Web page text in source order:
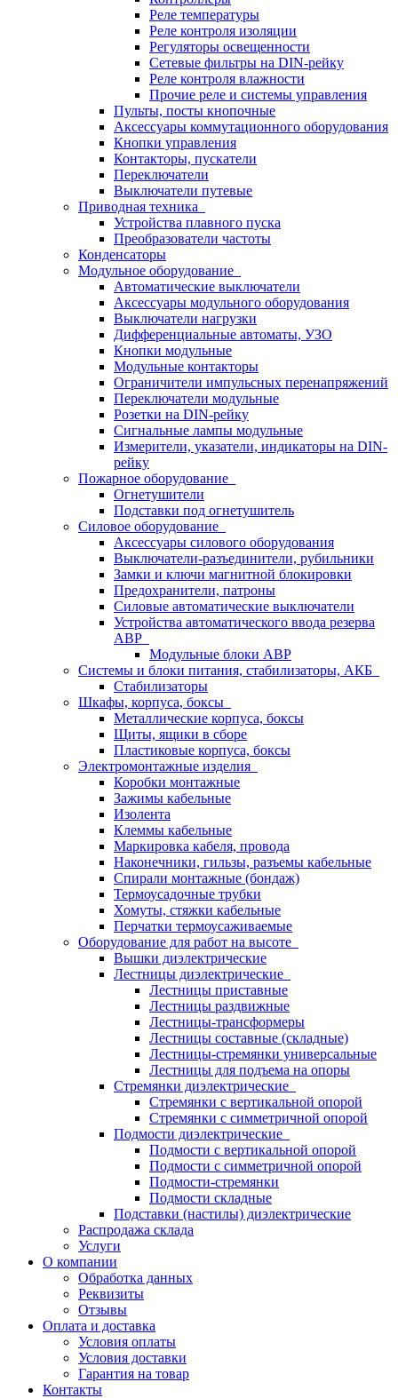
Реле температуры
Реле контроля изоляции
Регуляторы освещенности
Сетевые фильтры на DIN-рейку
Реле контроля влажности
Прочие реле и системы управления
Пульты, посты кнопочные
Аксессуары коммутационного оборудования
Кнопки управления
Контакторы, пускатели
Переключатели
Выключатели путевые
Приводная техника
Устройства плавного пуска
Преобразователи частоты
Конденсаторы
Модульное оборудование
Автоматические выключатели
Аксессуары модульного оборудования
Выключатели нагрузки
Дифференциальные автоматы, УЗО
Кнопки модульные
Модульные контакторы
Ограничители импульсных перенапряжений
Переключатели модульные
Розетки на DIN-рейку
Сигнальные лампы модульные
Измерители, указатели, индикаторы на DIN-
рейку
Пожарное оборудование
Огнетушители
Подставки под огнетушитель
Силовое оборудование
Аксессуары силового оборудования
Выключатели-разъединители, рубильники
Замки и ключи магнитной блокировки
Предохранители, патроны
Силовые автоматические выключатели
Устройства автоматического ввода резерва
АВР
Модульные блоки АВР
Системы и блоки питания, стабилизаторы, АКБ
Стабилизаторы
Шкафы, корпуса, боксы
Металлические корпуса, боксы
Щиты, ящики в сборе
Пластиковые корпуса, боксы
Электромонтажные изделия
Коробки монтажные
Зажимы кабельные
Изолента
Клеммы кабельные
Маркировка кабеля, провода
Наконечники, гильзы, разъемы кабельные
Спирали монтажные (бондаж)
Термоусадочные трубки
Хомуты, стяжки кабельные
Перчатки термоусаживаемые
Оборудование для работ на высоте
Вышки диэлектрические
Лестницы диэлектрические
Лестницы приставные
Лестницы раздвижные
Лестницы-трансформеры
Лестницы составные (складные)
Лестницы-стремянки универсальные
Лестницы для подъема на опоры
Стремянки диэлектрические
Стремянки с вертикальной опорой
Стремянки с симметричной опорой
Подмости диэлектрические
Подмости с вертикальной опорой
Подмости с симметричной опорой
Подмости-стремянки
Подмости складные
Подставки (настилы) диэлектрические
Распродажа склада
Услуги
О компании
Обработка данных
Реквизиты
Отзывы
Оплата и доставка
Условия оплаты
Условия доставки
Гарантия на товар
Контакты